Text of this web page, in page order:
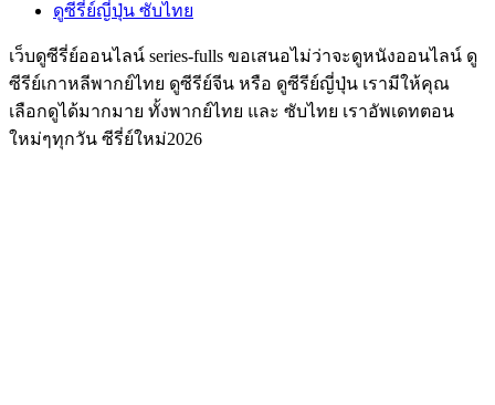
ดูซีรี่ย์ญี่ปุ่น ซับไทย
เว็บดูซีรี่ย์ออนไลน์ series-fulls ขอเสนอไม่ว่าจะดูหนังออนไลน์ ดู
ซีรีย์เกาหลีพากย์ไทย ดูซีรีย์จีน หรือ ดูซีรีย์ญี่ปุ่น เรามีให้คุณ
เลือกดูได้มากมาย ทั้งพากย์ไทย และ ซับไทย เราอัพเดทตอน
ใหม่ๆทุกวัน ซีรี่ย์ใหม่2026